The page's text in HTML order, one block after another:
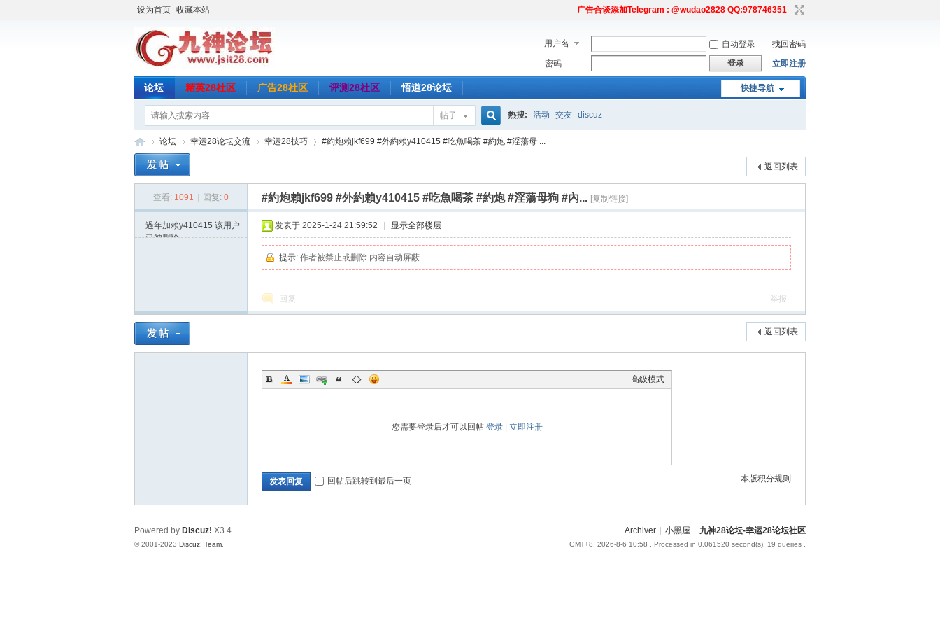
设为首页 收藏本站 广告合谈添加Telegram : @wudao2828 QQ:978746351
用户名 自动登录
找回密码
密码
登录 立即注册
快捷导航
论坛 精英28社区 广告28社区 评测28社区 悟道28论坛
帖子
搜
索
热搜: 活动 交友 discuz
神
论坛
›
幸运28论坛交流 幸运28技巧
›
#約炮賴jkf699 #外約賴y410415 #吃魚喝茶 #約炮 #淫蕩母 ...
返回列表
查看: 1091 回复: 0 #約炮賴jkf699 #外約賴y410415 #吃魚喝茶 #約炮 #淫蕩母狗 #內... [复制链接]
過年加賴y410415 该用户
已被删除
发表于 2025-1-24 21:59:52 显示全部楼层
提示: 作者被禁止或删除 内容自动屏蔽
回复 举报
返回列表
高级模式
您需要登录后才可以回帖 登录| 立即注册
本版积分规则
发表回复 回帖后跳转到最后一页
Archiver 小黑屋 九神28论坛-幸运28论坛社区
GMT+8, 2026-8-6 10:58 , Processed in 0.061520 second(s), 19 queries .
Powered by Discuz! X3.4
© 2001-2023 Discuz! Team